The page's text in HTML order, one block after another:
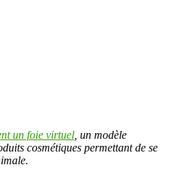
un foie virtuel , un modèle
cosmétiques permettant de se